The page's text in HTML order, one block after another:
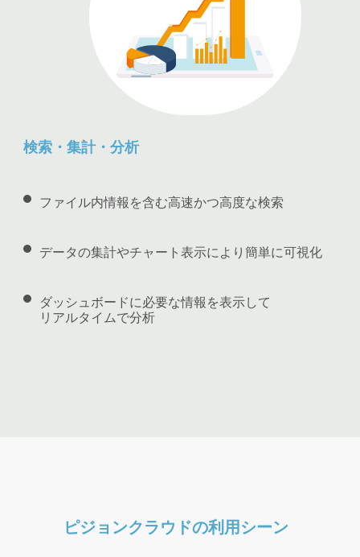
検索・集計・分析
ファイル内情報を含む高速かつ高度な検索
データの集計やチャート表示により簡単に可視化
ダッシュボードに必要な情報を表示して
リアルタイムで分析
ピジョンクラウドの利用シーン